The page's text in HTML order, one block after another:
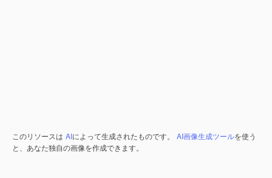
このリソースは AIによって生成されたものです。 AI画像生成ツールを使う
と、あなた独自の画像を作成できます。